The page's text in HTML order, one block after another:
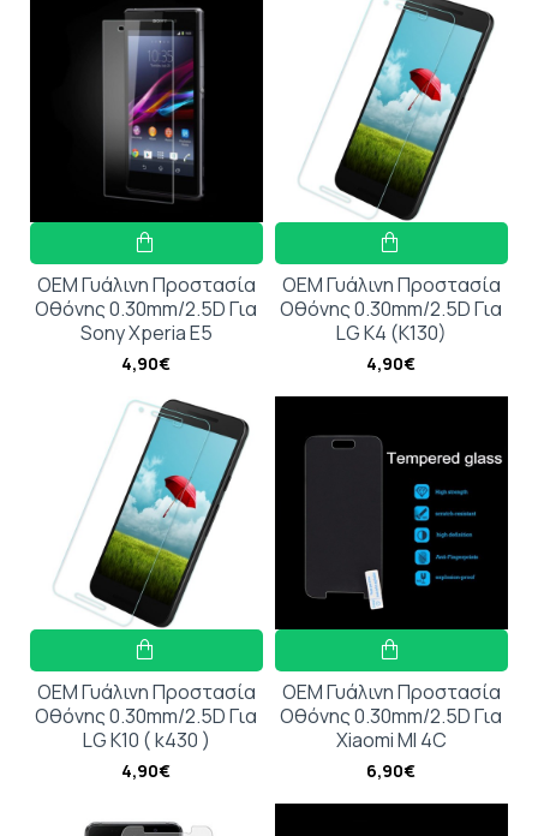
OEM Γυάλινη Προστασία
Οθόνης 0.30mm/2.5D Για
Sony Xperia E5
4,90€
OEM Γυάλινη Προστασία
Οθόνης 0.30mm/2.5D Για
LG K4 (K130)
4,90€
OEM Γυάλινη Προστασία
Οθόνης 0.30mm/2.5D Για
LG K10 ( k430 )
4,90€
OEM Γυάλινη Προστασία
Οθόνης 0.30mm/2.5D Για
Xiaomi MI 4C
6,90€